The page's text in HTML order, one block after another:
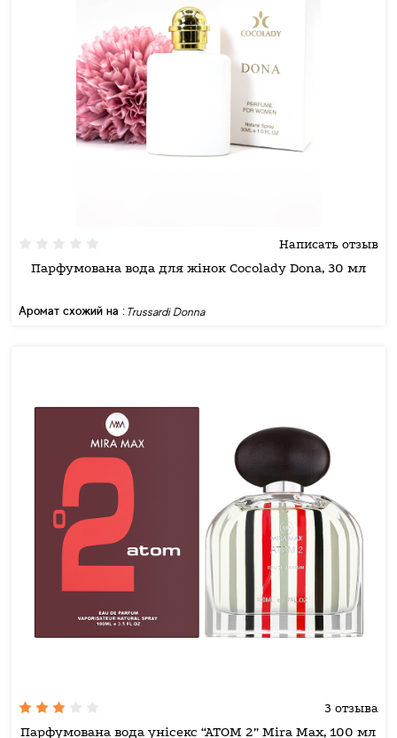
Написать отзыв
Парфумована вода для жінок Cocolady Dona, 30 мл
Аромат схожий на : Trussardi Donna
3 отзыва
Парфумована вода унісекс “ATOM 2” Mira Max, 100 мл